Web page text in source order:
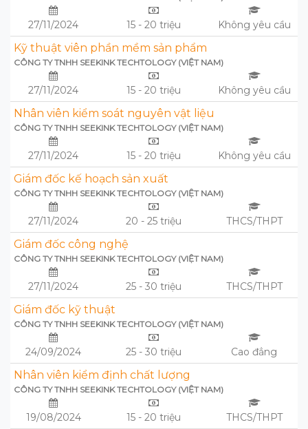
27/11/2024 15 - 20 triệu Không yêu cầu
Kỹ thuật viên phần mềm sản phẩm
CÔNG TY TNHH SEEKINK TECHTOLOGY (VIỆT NAM)
27/11/2024 15 - 20 triệu Không yêu cầu
Nhân viên kiểm soát nguyên vật liệu
CÔNG TY TNHH SEEKINK TECHTOLOGY (VIỆT NAM)
27/11/2024 15 - 20 triệu Không yêu cầu
Giám đốc kế hoạch sản xuất
CÔNG TY TNHH SEEKINK TECHTOLOGY (VIỆT NAM)
27/11/2024 20 - 25 triệu THCS/THPT
Giám đốc công nghệ
CÔNG TY TNHH SEEKINK TECHTOLOGY (VIỆT NAM)
27/11/2024 25 - 30 triệu THCS/THPT
Giám đốc kỹ thuật
CÔNG TY TNHH SEEKINK TECHTOLOGY (VIỆT NAM)
24/09/2024 25 - 30 triệu Cao đẳng
Nhân viên kiểm định chất lượng
CÔNG TY TNHH SEEKINK TECHTOLOGY (VIỆT NAM)
19/08/2024 15 - 20 triệu THCS/THPT